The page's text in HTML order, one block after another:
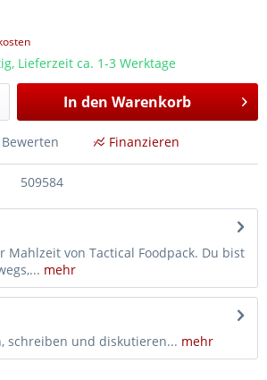
Lieferzeit ca. 1-3 Werktage
In den Warenkorb
Bewerten Finanzieren
509584
Mahlzeit von Tactical Foodpack. Du bist
mehr
schreiben und diskutieren... mehr